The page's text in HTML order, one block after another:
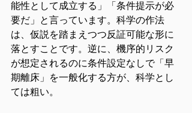
能性として成立する」「条件提示が必
要だ」と言っています。科学の作法
は、仮説を踏まえつつ反証可能な形に
落とすことです。逆に、機序的リスク
が想定されるのに条件設定なしで「早
期離床」を一般化する方が、科学とし
ては粗い。